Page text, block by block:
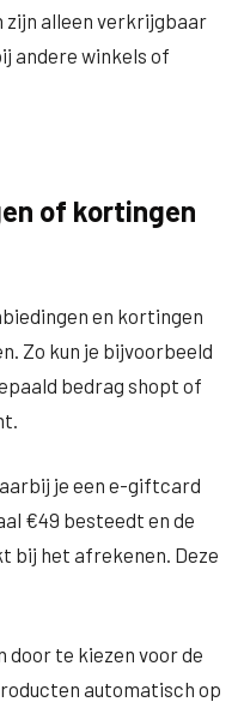
zijn alleen verkrijgbaar
andere winkels of
of kortingen
en kortingen
Zo kun je bijvoorbeeld
bedrag shopt of
je een e-giftcard
€49 besteedt en de
bij het afrekenen. Deze
door te kiezen voor de
automatisch op